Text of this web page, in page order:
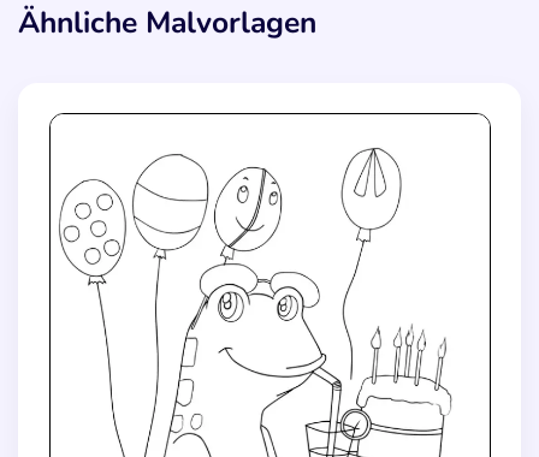
Ähnliche Malvorlagen